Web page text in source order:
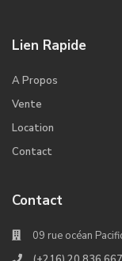
Lien Rapide
A Propos
Vente
Location
Contact
Contact
09 rue océan